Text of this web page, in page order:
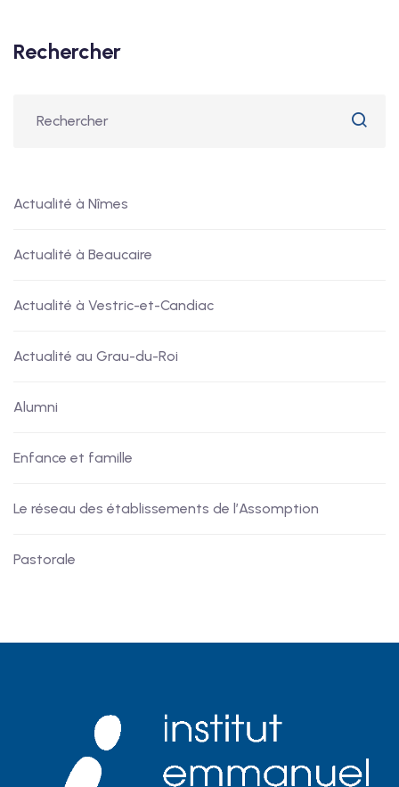
Rechercher
Actualité à Nîmes
Actualité à Beaucaire
Actualité à Vestric-et-Candiac
Actualité au Grau-du-Roi
Alumni
Enfance et famille
Le réseau des établissements de l’Assomption
Pastorale